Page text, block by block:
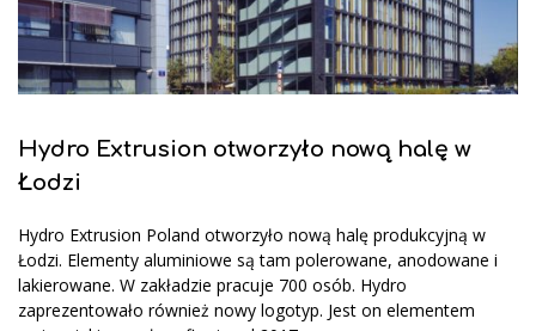
Hydro Extrusion otworzyło nową halę w
Łodzi
Hydro Extrusion Poland otworzyło nową halę produkcyjną w
Łodzi. Elementy aluminiowe są tam polerowane, anodowane i
lakierowane. W zakładzie pracuje 700 osób. Hydro
zaprezentowało również nowy logotyp. Jest on elementem